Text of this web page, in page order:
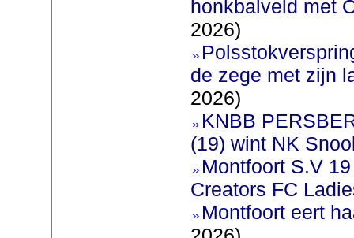
honkbalveld met
2026)
de zege met zijn
2026)
KNBB
(19) wint NK
Montfoort S.V
Creators FC
Montfoort eert